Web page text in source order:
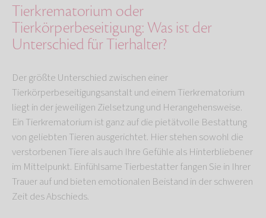
Tierkrematorium oder
Tierkörperbeseitigung: Was ist der
Unterschied für Tierhalter?
Der größte Unterschied zwischen einer
Tierkörperbeseitigungsanstalt und einem Tierkrematorium
liegt in der jeweiligen Zielsetzung und Herangehensweise.
Ein Tierkrematorium ist ganz auf die pietätvolle Bestattung
von geliebten Tieren ausgerichtet. Hier stehen sowohl die
verstorbenen Tiere als auch Ihre Gefühle als Hinterbliebener
im Mittelpunkt. Einfühlsame Tierbestatter fangen Sie in Ihrer
Trauer auf und bieten emotionalen Beistand in der schweren
Zeit des Abschieds.